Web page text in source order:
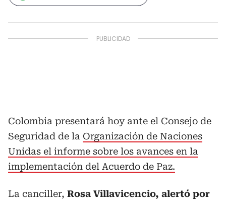
Colombia presentará hoy ante el Consejo de
Seguridad de la Organización de Naciones
Unidas el informe sobre los avances en la
implementación del Acuerdo de Paz.
La canciller, Rosa Villavicencio, alertó por